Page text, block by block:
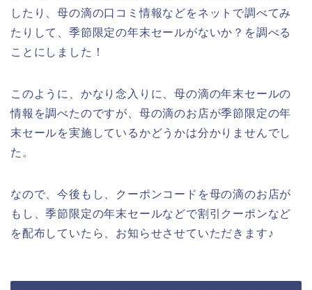
したり、母の滴の口コミ情報などをネットで調べてみ
たりして、季節限定の年末セールがないか？を調べる
ことにしました！
このように、かなり念入りに、母の滴の年末セールの
情報を調べたのですが、母の滴のお店が季節限定の年
末セールを実施しているかどうかは分かりませんでし
た。
なので、今後もし、クーポンコードを母の滴のお店が
もし、季節限定の年末セールなどで割引クーポンなど
を配布していたら、お知らせさせていただきます♪